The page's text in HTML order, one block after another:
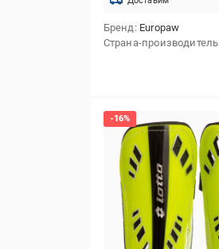
Бренд Europaw
Страна-производитель